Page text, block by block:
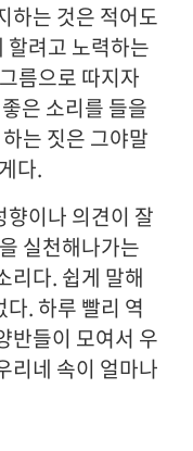
하는 것은 적어도
할려고 노력하는
름으로 따지자
은 소리를 들을
는 짓은 그야말
다.
이나 의견이 잘
실천해나가는
리다. 쉽게 말해
. 하루 빨리 역
반들이 모여서 우
리네 속이 얼마나